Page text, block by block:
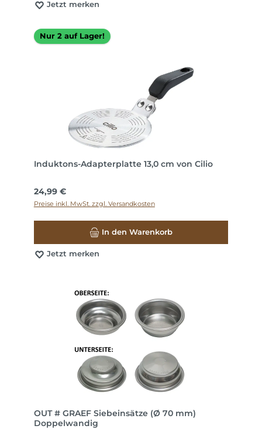
Jetzt merken
Nur 2 auf Lager!
Induktons-Adapterplatte 13,0 cm von Cilio
Regulärer Preis:
24,99 €
Preise inkl. MwSt. zzgl. Versandkosten
In den Warenkorb
Jetzt merken
OUT # GRAEF Siebeinsätze (Ø 70 mm)
Doppelwandig